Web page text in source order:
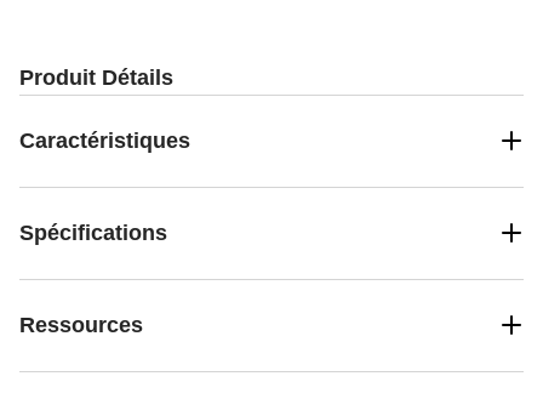
Produit Détails
Caractéristiques
Spécifications
Ressources